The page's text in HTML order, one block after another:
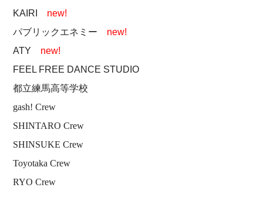
KAIRI new!
パブリックエネミー new!
ATY new!
FEEL FREE DANCE STUDIO
都立練馬高等学校
gash! Crew
SHINTARO Crew
SHINSUKE Crew
Toyotaka Crew
RYO Crew